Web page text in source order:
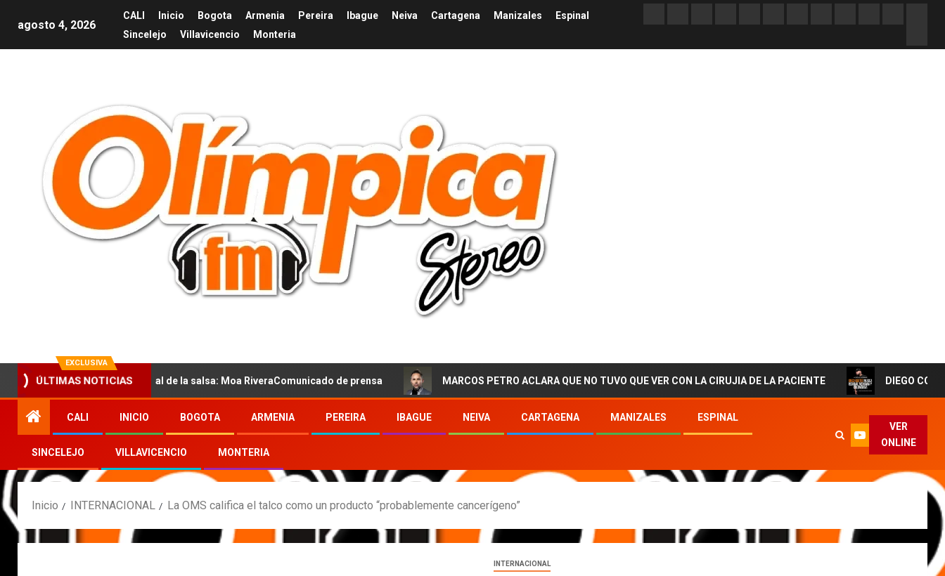
agosto 4, 2026
CALI Inicio Bogota Armenia Pereira Ibague Neiva Cartagena Manizales
Espinal
Sincelejo
Villavicencio Monteria
EXCLUSIVA
ÚLTIMAS NOTICIAS
la nueva voz sensual de la salsa: Moa RiveraComunicado de prensa MARCOS PETRO ACLARA QUE NO TUVO QUE VER CON LA CIRUJIA DE LA PACIENTE DIEGO CORTES El
CALI INICIO BOGOTA ARMENIA PEREIRA IBAGUE NEIVA CARTAGENA MANIZALES ESPINAL
SINCELEJO VILLAVICENCIO MONTERIA
VER
ONLINE
Inicio INTERNACIONAL La OMS califica el talco como un producto “probablemente cancerígeno”
INTERNACIONAL